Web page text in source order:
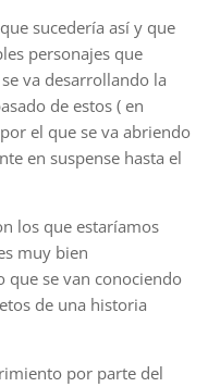
sucedería así y que
personajes que
va desarrollando la
de estos ( en
el que se va abriendo
en suspense hasta el
los que estaríamos
muy bien
se van conociendo
de una historia
por parte del